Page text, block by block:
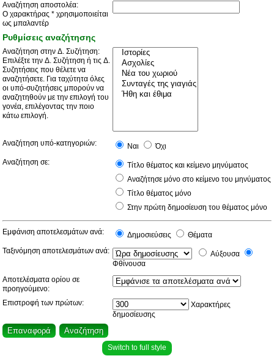
Αναζήτηση αποστολέα:
Ο χαρακτήρας * χρησιμοποιείται
ως μπαλαντέρ
Ρυθμίσεις αναζήτησης
Αναζήτηση στην Δ. Συζήτηση:
Επιλέξτε την Δ. Συζήτηση ή τις Δ.
Συζητήσεις που θέλετε να
αναζητήσετε. Για ταχύτητα όλες
οι υπό-συζητήσεις μπορούν να
αναζητηθούν με την επιλογή του
γονέα, επιλέγοντας την ποιο
κάτω επιλογή.
Αναζήτηση υπό-κατηγοριών: Ναι
Όχι
Αναζήτηση σε:
Τίτλο θέματος και κείμενο μηνύματος
Αναζήτησε μόνο στο κείμενο του μηνύματος
Τίτλο θέματος μόνο
Στην πρώτη δημοσίευση του θέματος μόνο
Εμφάνιση αποτελεσμάτων ανά: Δημοσιεύσεις
Θέματα
Ταξινόμηση αποτελεσμάτων ανά:
Αύξουσα
Φθίνουσα
Αποτελέσματα ορίου σε
προηγούμενο:
Επιστροφή των πρώτων:
Χαρακτήρες
δημοσίευσης
Switch to full style